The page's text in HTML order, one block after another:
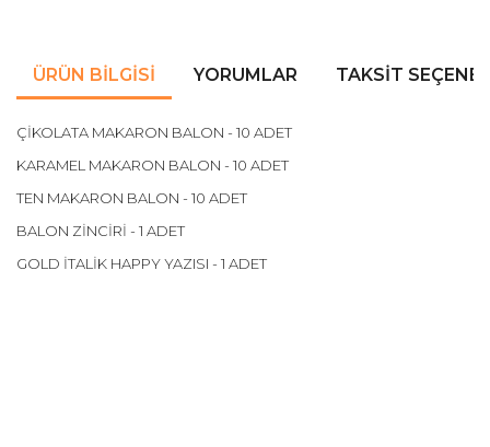
ÜRÜN BILGISI YORUMLAR TAKSIT
ÇİKOLATA MAKARON BALON - 10 ADET
KARAMEL MAKARON BALON - 10 ADET
TEN MAKARON BALON - 10 ADET
BALON ZİNCİRİ - 1 ADET
GOLD İTALİK HAPPY YAZISI - 1 ADET